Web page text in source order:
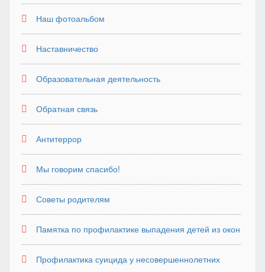
Наш фотоальбом
Наставничество
Образовательная деятельность
Обратная связь
Антитеррор
Мы говорим спасибо!
Советы родителям
Памятка по профилактике выпадения детей из окон
Профилактика суицида у несовершеннолетних